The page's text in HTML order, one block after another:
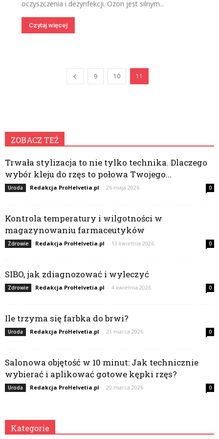
oczyszczenia i dezynfekcji. Ozon jest silnym...
Czytaj więcej
9 10 11
ZOBACZ TEŻ
Trwała stylizacja to nie tylko technika. Dlaczego
wybór kleju do rzęs to połowa Twojego...
Uroda Redakcja ProHelvetia.pl - 26 maja 2026 0
Kontrola temperatury i wilgotności w
magazynowaniu farmaceutyków
Zdrowie Redakcja ProHelvetia.pl - 13 kwietnia 2026 0
SIBO, jak zdiagnozować i wyleczyć
Zdrowie Redakcja ProHelvetia.pl - 4 kwietnia 2026 0
Ile trzyma się farbka do brwi?
Uroda Redakcja ProHelvetia.pl - 21 marca 2026 0
Salonowa objętość w 10 minut: Jak technicznie
wybierać i aplikować gotowe kępki rzęs?
Uroda Redakcja ProHelvetia.pl - 20 marca 2026 0
Kategorie